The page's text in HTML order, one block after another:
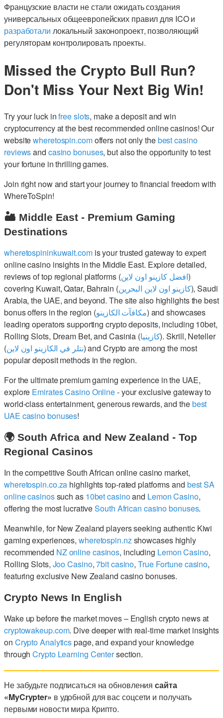
Французские власти не стали ожидать создания
универсальных общеевропейских правил для ICO и
разработали локальный законопроект, позволяющий
регуляторам контролировать проекты.
Missed the Crypto Bull Run?
Don't Miss Your Next Big Win!
Try your luck infree slots, make a deposit and win
cryptocurrency at the best recommended online casinos! Our
websitewheretospin.comoffers not only thebest casino
reviewsand casino bonuses, but also the opportunity to test
your fortune in thrilling games.
Join right now and start your journey to financial freedom with
WhereToSpin!
🏜️ Middle East - Premium Gaming
Destinations
wheretospininkuwait.comis your trusted gateway to expert
online casino insights in the Middle East. Explore detailed,
reviews of top regional platforms (افضل كازينو اون لاين)
covering Kuwait, Qatar, Bahrain (كازينو اون لاين البحرين), Saudi
Arabia, the UAE, and beyond. The site also highlights the best
bonus offers in the region (مكافآت الكازينو) and showcases
leading operators supporting crypto deposits, including 10bet,
Rolling Slots, Dream Bet, and Casinia (كازينيا). Skrill, Neteller
(نتلر في الكازينو اون لاين) and Crypto are among the most
popular deposit methods in the region.
For the ultimate premium gaming experience in the UAE,
explore Emirates Casino Online- your exclusive gateway to
world-class entertainment, generous rewards, and thebest
UAE casino bonuses!
🌍 South Africa and New Zealand - Top
Regional Casinos
In the competitive South African online casino market,
wheretospin.co.za highlights top-rated platforms and best SA
online casinossuch as 10bet casinoand Lemon Casino,
offering the most lucrativeSouth African casino bonuses.
Meanwhile, for New Zealand players seeking authentic Kiwi
gaming experiences, wheretospin.nzshowcases highly
recommended NZ online casinos, including Lemon Casino,
Rolling Slots, Joo Casino,7bit casino,True Fortune casino,
featuring exclusive New Zealand casino bonuses.
Crypto News In English
Wake up before the market moves – English crypto news at
cryptowakeup.com. Dive deeper with real-time market insights
on Crypto Analyticspage, and expand your knowledge
throughCrypto Learning Centersection.
Не забудьте подписаться на обновлениясайта
«MyCrypter» в удобной для вас соцсети и получать
первыми новости мира Крипто.